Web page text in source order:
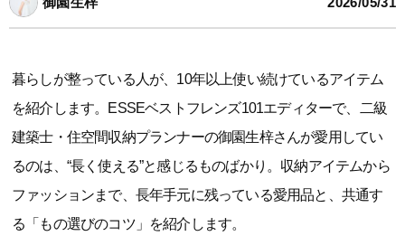
暮らしが整っている人が、10年以上使い続けているアイテム
を紹介します。ESSEベストフレンズ101エディターで、二級
建築士・住空間収納プランナーの御園生梓さんが愛用してい
るのは、“長く使える”と感じるものばかり。収納アイテムから
ファッションまで、長年手元に残っている愛用品と、共通す
る「もの選びのコツ」を紹介します。